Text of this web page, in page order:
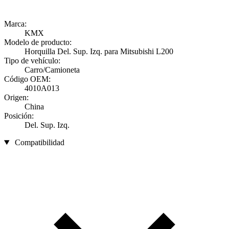
Marca:
KMX
Modelo de producto:
Horquilla Del. Sup. Izq. para Mitsubishi L200
Tipo de vehículo:
Carro/Camioneta
Código OEM:
4010A013
Origen:
China
Posición:
Del. Sup. Izq.
Compatibilidad